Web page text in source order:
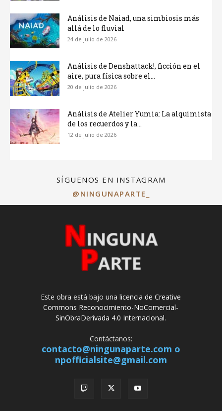
Análisis de Naiad, una simbiosis más
allá de lo fluvial
24 de julio de 2026
Análisis de Denshattack!, ficción en el
aire, pura física sobre el...
20 de julio de 2026
Análisis de Atelier Yumia: La alquimista
de los recuerdos y la...
12 de julio de 2026
SÍGUENOS EN INSTAGRAM
@NINGUNAPARTE_
Este obra está bajo unalicencia de Creative
Commons Reconocimiento-NoComercial-
SinObraDerivada 4.0 Internacional.
Contáctanos:
contacto@ningunaparte.com o
npofficialsite@gmail.com